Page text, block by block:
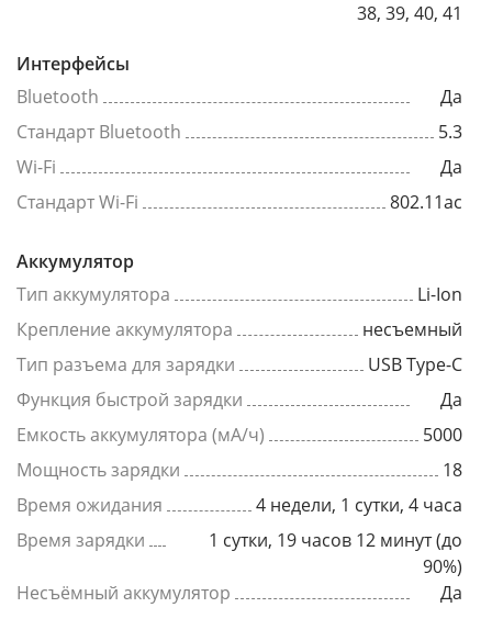
38, 39, 40, 41
Интерфейсы
Bluetooth
Да
Стандарт Bluetooth
5.3
Wi-Fi
Да
Стандарт Wi-Fi
802.11ac
Аккумулятор
Тип аккумулятора
Li-Ion
Крепление аккумулятора
несъемный
Тип разъема для зарядки
USB Type-C
Функция быстрой зарядки
Да
Емкость аккумулятора (мА/ч)
5000
Мощность зарядки
18
Время ожидания
4 недели, 1 сутки, 4 часа
Время зарядки
1 сутки, 19 часов 12 минут (до
90%)
Несъёмный аккумулятор
Да